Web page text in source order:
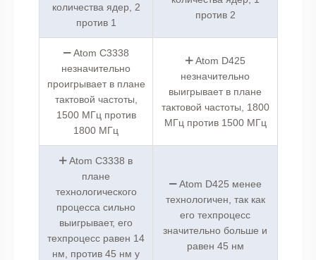
количества ядер, 2
против 1
против 2
Atom C3338
незначительно
проигрывает в плане
тактовой частоты,
1500 МГц против
1800 МГц
Atom D425
незначительно
выигрывает в плане
тактовой частоты, 1800
МГц против 1500 МГц
Atom C3338 в
плане
технологического
процесса сильно
выигрывает, его
техпроцесс равен 14
нм, против 45 нм у
Atom D425 менее
технологичен, так как
его техпроцесс
значительно больше и
равен 45 нм